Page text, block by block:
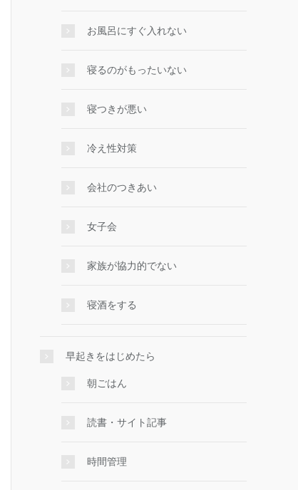
お風呂にすぐ入れない
寝るのがもったいない
寝つきが悪い
冷え性対策
会社のつきあい
女子会
家族が協力的でない
寝酒をする
早起きをはじめたら
朝ごはん
読書・サイト記事
時間管理